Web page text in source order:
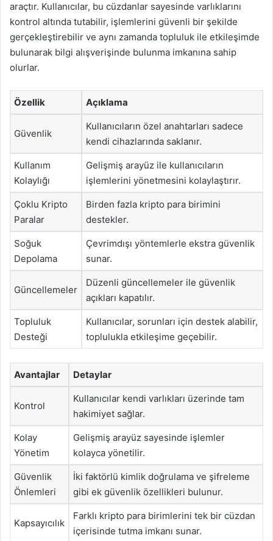
araçtır. Kullanıcılar, bu cüzdanlar sayesinde varlıklarını
kontrol altında tutabilir, işlemlerini güvenli bir şekilde
gerçekleştirebilir ve aynı zamanda topluluk ile etkileşimde
bulunarak bilgi alışverişinde bulunma imkanına sahip
olurlar.
Özellik Açıklama
Güvenlik
Kullanıcıların özel anahtarları sadece
kendi cihazlarında saklanır.
Kullanım
Kolaylığı
Gelişmiş arayüz ile kullanıcıların
işlemlerini yönetmesini kolaylaştırır.
Çoklu Kripto
Paralar
Birden fazla kripto para birimini
destekler.
Soğuk
Depolama
Çevrimdışı yöntemlerle ekstra güvenlik
sunar.
Güncellemeler
Düzenli güncellemeler ile güvenlik
açıkları kapatılır.
Topluluk
Desteği
Kullanıcılar, sorunları için destek alabilir,
toplulukla etkileşime geçebilir.
Avantajlar Detaylar
Kontrol
Kullanıcılar kendi varlıkları üzerinde tam
hakimiyet sağlar.
Kolay
Yönetim
Gelişmiş arayüz sayesinde işlemler
kolayca yönetilir.
Güvenlik
Önlemleri
İki faktörlü kimlik doğrulama ve şifreleme
gibi ek güvenlik özellikleri bulunur.
Kapsayıcılık
Farklı kripto para birimlerini tek bir cüzdan
içerisinde tutma imkanı sunar.